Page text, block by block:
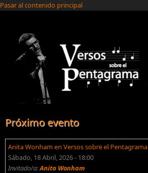
Pasar al contenido principal
Próximo evento
Anita Wonham en Versos sobre el Pentagrama
Sábado, 18 Abril, 2026 - 18:00
Invitado/a:Anita Wonham